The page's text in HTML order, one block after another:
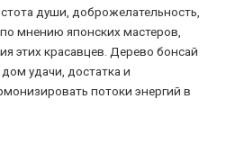
души, доброжелательность,
мнению японских мастеров,
этих красавцев. Дерево бонсай
удачи, достатка и
потоки энергий в